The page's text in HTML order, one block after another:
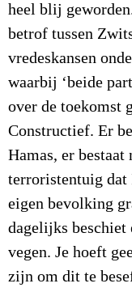
heel blij
betrof tussen
vredeskansen
waarbij ‘beide
over de toekomst
Constructief. Er
Hamas, er
terroristentuig dat
eigen bevolking
dagelijks beschiet
vegen. Je hoeft
zijn om dit te